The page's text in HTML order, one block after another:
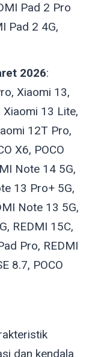
Pad 2 Pro
Pad 2 4G,
2026:
Xiaomi 13,
13 Lite,
12T Pro,
X6, POCO
Note 14 5G,
13 Pro+ 5G,
Note 13 5G,
REDMI 15C,
Pro, REDMI
8.7, POCO
dan kendala